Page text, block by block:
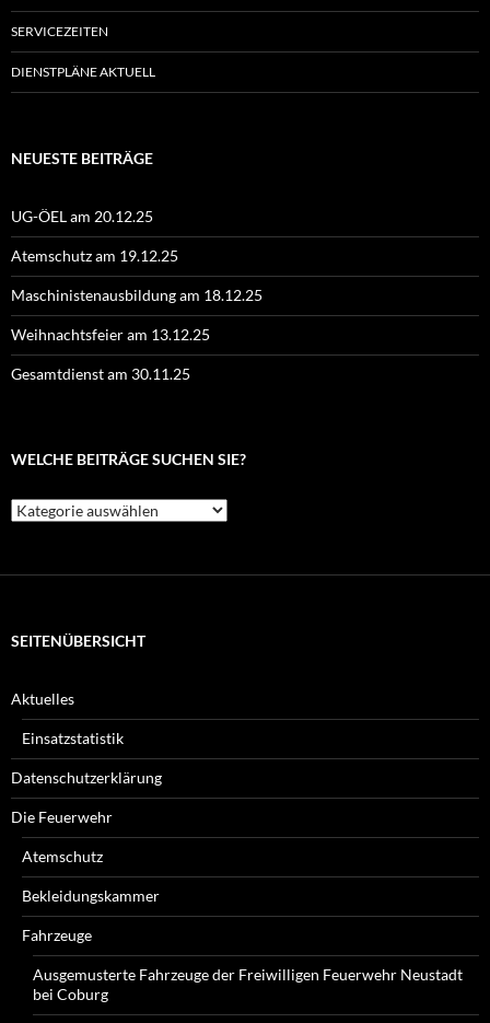
SERVICEZEITEN
DIENSTPLÄNE AKTUELL
NEUESTE BEITRÄGE
UG-ÖEL am 20.12.25
Atemschutz am 19.12.25
Maschinistenausbildung am 18.12.25
Weihnachtsfeier am 13.12.25
Gesamtdienst am 30.11.25
WELCHE BEITRÄGE SUCHEN SIE?
Welche
Beiträge
SEITENÜBERSICHT
Aktuelles
Einsatzstatistik
Datenschutzerklärung
Die Feuerwehr
Atemschutz
Bekleidungskammer
Fahrzeuge
Ausgemusterte Fahrzeuge der Freiwilligen Feuerwehr Neustadt
bei Coburg